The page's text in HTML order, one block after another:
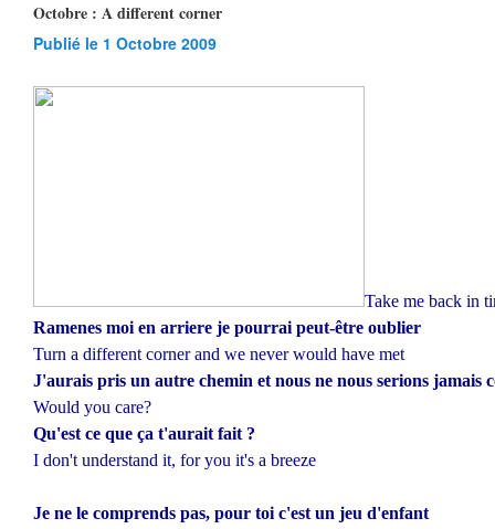
Octobre : A different corner
Publié le 1 Octobre 2009
Take me back in
Ramenes moi en arriere je pourrai peut-être oublier
Turn a different corner and we never would have met
J'aurais pris un autre chemin et nous ne nous serions jamais
Would you care?
Qu'est ce que ça t'aurait fait ?
I don't understand it, for you it's a breeze
Je ne le comprends pas, pour toi c'est un jeu d'enfant